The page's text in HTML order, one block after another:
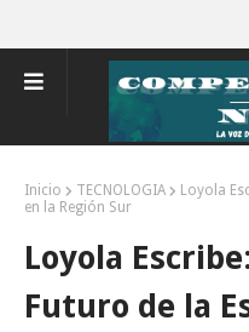
Inicio TECNOLOGIA
Loyola
en la Región Sur
Loyola
Futuro de la